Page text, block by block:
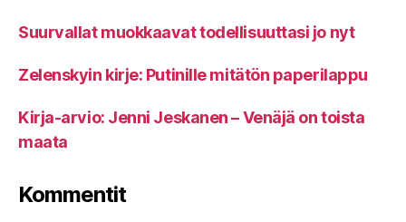
Suurvallat muokkaavat todellisuuttasi jo nyt
Zelenskyin kirje: Putinille mitätön paperilappu
Kirja-arvio: Jenni Jeskanen – Venäjä on toista
maata
Kommentit